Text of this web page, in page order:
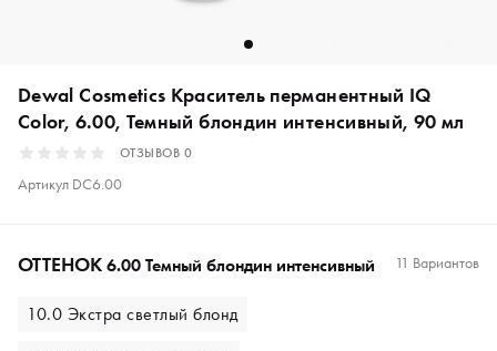
Dewal Cosmetics Краситель перманентный IQ
Color, 6.00, Темный блондин интенсивный, 90 мл
ОТЗЫВОВ 0
Артикул DC6.00
ОТТЕНОК6.00 Темный блондин интенсивный 11 Вариантов
10.0 Экстра светлый блонд